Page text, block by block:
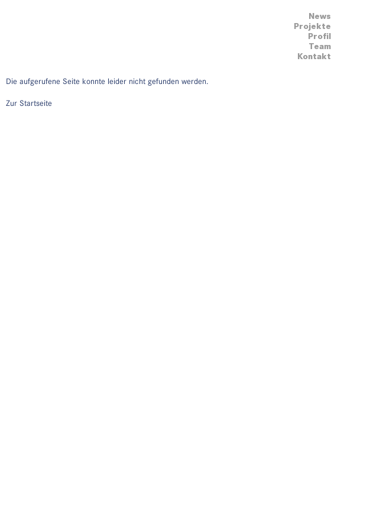
News
Projekte
Profil
Team
Kontakt
Die aufgerufene Seite konnte leider nicht gefunden werden.
Zur Startseite